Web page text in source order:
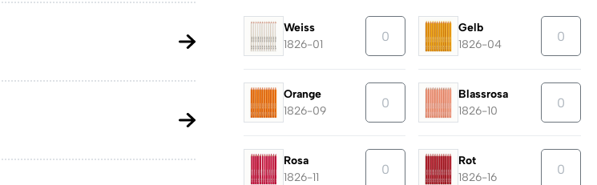
Weiss
1826-01
Gelb
1826-04
Orange
1826-09
Blassrosa
1826-10
Rosa
1826-11
Rot
1826-16